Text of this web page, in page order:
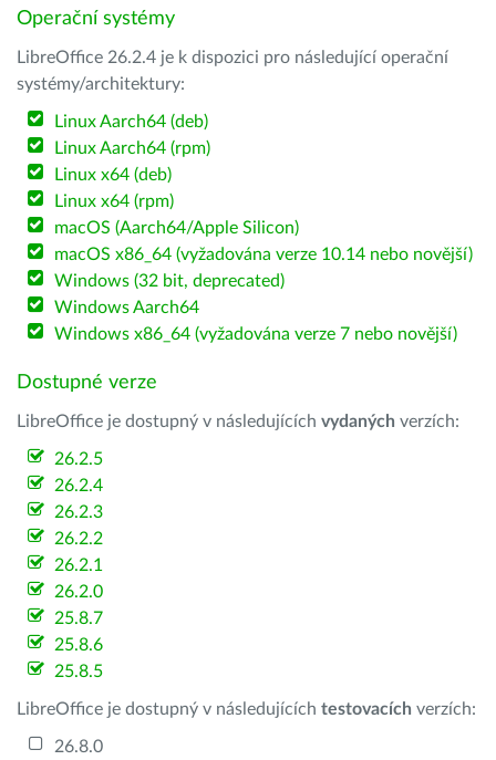
Operační systémy
LibreOffice 26.2.4 je k dispozici pro následující operační
systémy/architektury:
Linux Aarch64 (deb)
Linux Aarch64 (rpm)
Linux x64 (deb)
Linux x64 (rpm)
macOS (Aarch64/Apple Silicon)
macOS x86_64 (vyžadována verze 10.14 nebo novější)
Windows (32 bit, deprecated)
Windows Aarch64
Windows x86_64 (vyžadována verze 7 nebo novější)
Dostupné verze
LibreOffice je dostupný v následujících vydaných verzích:
26.2.5
26.2.4
26.2.3
26.2.2
26.2.1
26.2.0
25.8.7
25.8.6
25.8.5
LibreOffice je dostupný v následujících testovacích verzích:
26.8.0